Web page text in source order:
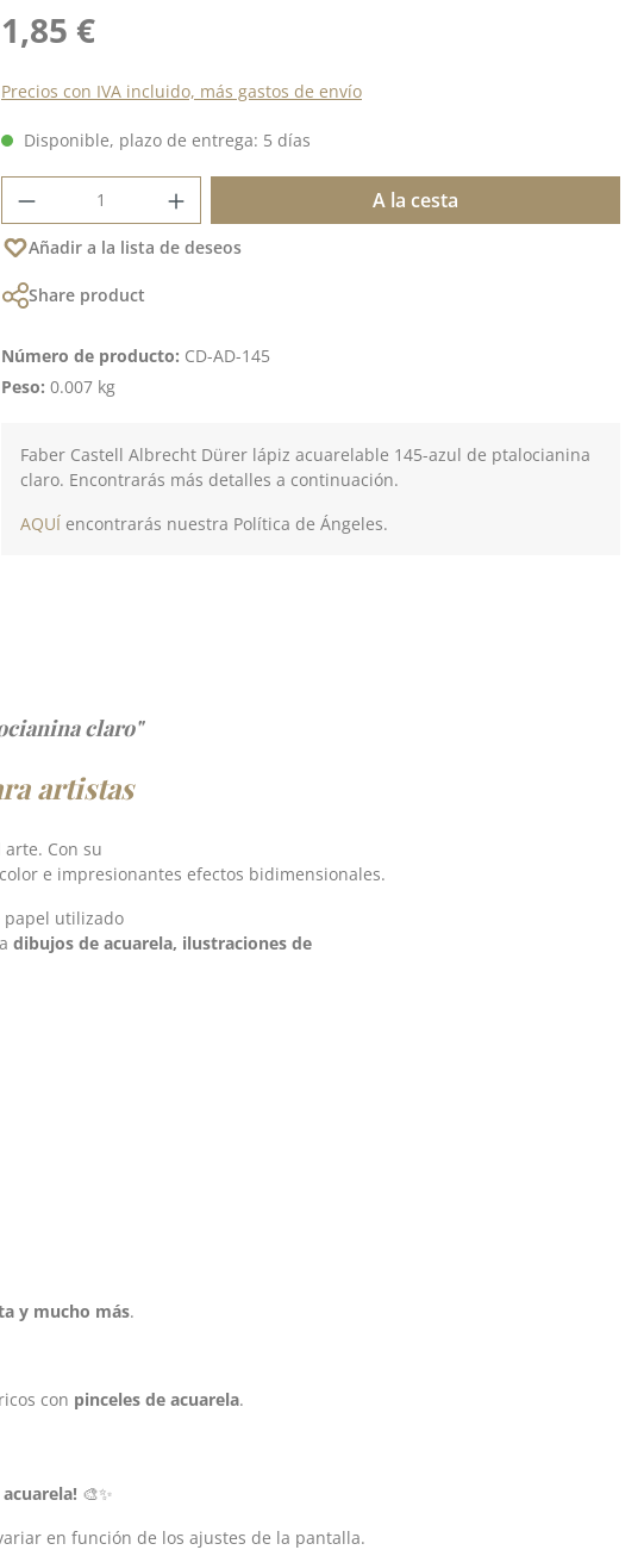
Precio normal:
1,85 €
Precios con IVA incluido, más gastos de envío
Disponible, plazo de entrega: 5 días
Cantidad del producto: introduce la cantidad
A la cesta
Añadir a la lista de deseos
Share product
Número de producto: CD-AD-145
Peso: 0.007 kg
Faber Castell Albrecht Dürer lápiz acuarelable 145-azul de ptalocianina
claro. Encontrarás más detalles a continuación.
AQUÍ encontrarás nuestra Política de Ángeles.
claro"
artistas
Con su
e impresionantes efectos bidimensionales.
papel utilizado
dibujos de acuarela, ilustraciones de
y mucho más.
con pinceles de acuarela.
🎨✨
en función de los ajustes de la pantalla.